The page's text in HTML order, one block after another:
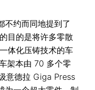
不约而同地提到了
目的是将许多零散
体化压铸技术的车
架本由 70 多个零
意德拉 Giga Press